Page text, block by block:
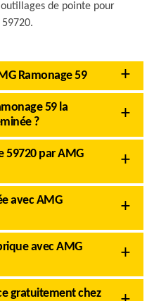
de pointe pour
Ramonage 59
59 la
?
59720 par AMG
avec AMG
avec AMG
gratuitement chez